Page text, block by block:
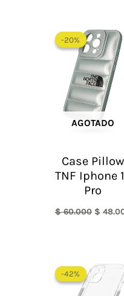
-20%
AGOTADO
-20%
Case Pillow
TNF Iphone
Pro
$60.000
precio
original
era:
$
$
-42%
-42%
precio